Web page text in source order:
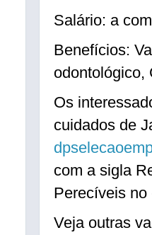
Salário: a
Benefícios:
odontológico,
Os
cuidados de
com a sigla
Perecíveis no
Veja outras